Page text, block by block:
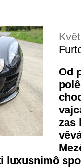
Od
zas
luxusnimô